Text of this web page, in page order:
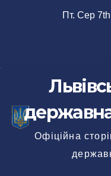
Пт. Сер
державна
Офіційна